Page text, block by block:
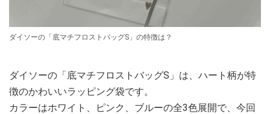
ダイソーの「底マチフロストバッグS」の特徴は？
ダイソーの「底マチフロストバッグS」は、ハート柄が特
徴のかわいいラッピング袋です。
カラーはホワイト、ピンク、ブルーの全3色展開で、今回